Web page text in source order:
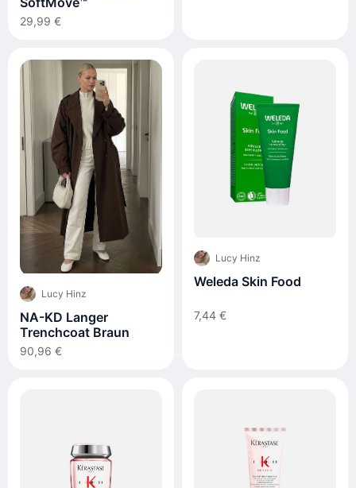
29,99 €
Lucy Hinz
NA-KD Langer
Trenchcoat Braun
90,96 €
Lucy Hinz
Weleda Skin Food
7,44 €